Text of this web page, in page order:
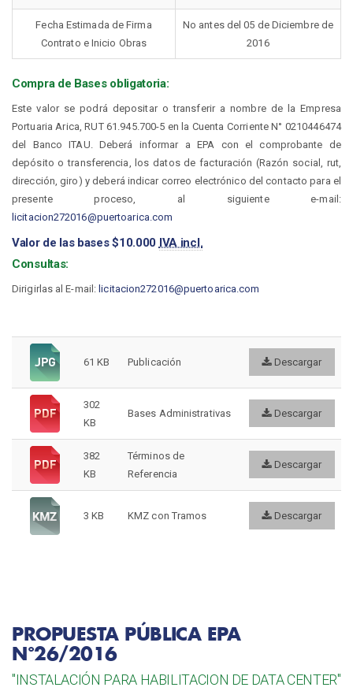
Fecha Estimada de Firma
Contrato e Inicio Obras
No antes del 05 de Diciembre de
2016
Compra de Bases obligatoria:
Este valor se podrá depositar o transferir a nombre de la Empresa
Portuaria Arica, RUT 61.945.700-5 en la Cuenta Corriente N° 0210446474
del Banco ITAU. Deberá informar a EPA con el comprobante de
depósito o transferencia, los datos de facturación (Razón social, rut,
dirección, giro) y deberá indicar correo electrónico del contacto para el
presente proceso, al siguiente e-mail:
licitacion272016@puertoarica.com
Valor de las bases $10.000 IVA incl.
Consultas:
Dirigirlas al E-mail:licitacion272016@puertoarica.com
61 KB Publicación Descargar
302
KB
Bases Administrativas Descargar
382
KB
Términos de
Referencia
Descargar
3 KB KMZ con Tramos Descargar
PROPUESTA PÚBLICA EPA
N°26/2016
"INSTALACIÓN PARA HABILITACION DE DATA CENTER"